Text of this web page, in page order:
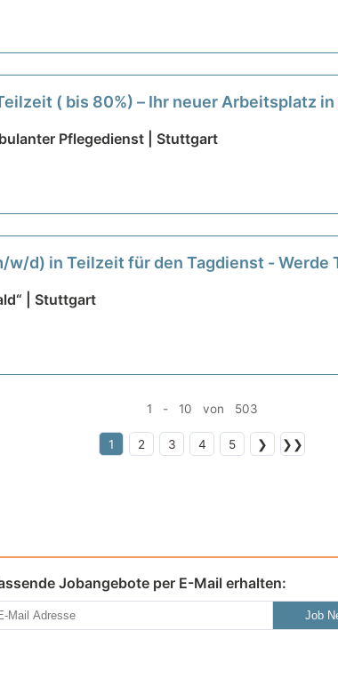
( bis 80%) – Ihr neuer Arbeitsplatz
Pflegedienst | Stuttgart
d) in Teilzeit für den Tagdienst - Werde
| Stuttgart
1 - 10 von 503
1 2 3 4 5 ❯ ❯❯
Jobangebote per E-Mail erhalten:
Job